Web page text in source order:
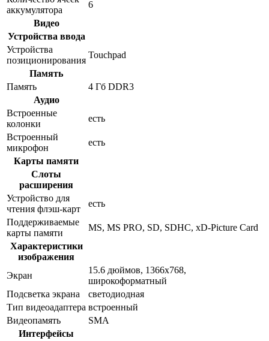
аккумулятора
6
Видео
Устройства ввода
Устройства
позиционирования
Touchpad
Память
Память
4 Гб DDR3
Аудио
Встроенные
колонки
есть
Встроенный
микрофон
есть
Карты памяти
Слоты
расширения
Устройство для
чтения флэш-карт
есть
Поддерживаемые
карты памяти
MS, MS PRO, SD, SDHC, xD-Picture Card
Характеристики
изображения
Экран
15.6 дюймов, 1366x768,
широкоформатный
Подсветка экрана
светодиодная
Тип видеоадаптера встроенный
Видеопамять
SMA
Интерфейсы